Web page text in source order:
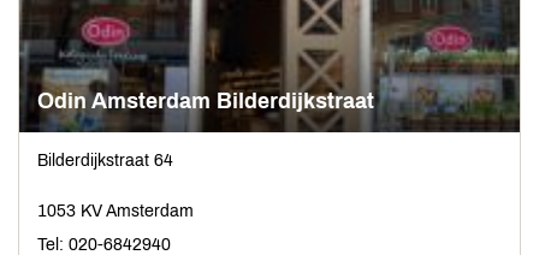
Odin Amsterdam Bilderdijkstraat
Bilderdijkstraat 64
1053 KV Amsterdam
Tel: 020-6842940